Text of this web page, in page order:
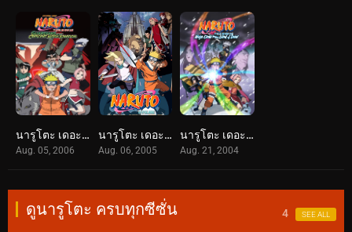
นารูโตะ เดอะมูฟวี่ 03 : เกาะเสี้ยวจันทรา (2006) Naruto the Movie: Guardians of the Crescent Moon Kingdom
Aug. 05, 2006
นารูโตะ เดอะมูฟวี่ 02 : ศึกครั้งใหญ่ ผจญนครปิศาจใต้พิภพ (2005) Naruto the Movie: Legend of the Stone of Gelel
Aug. 06, 2005
นารูโตะ เดอะมูฟวี่ 01 : ศึกชิงเจ้าหญิงหิมะ (2004) Naruto the Movie: Ninja Clash in the Land of Snow
Aug. 21, 2004
ดูนารูโตะ ครบทุกซีซั่น 4 SEE ALL